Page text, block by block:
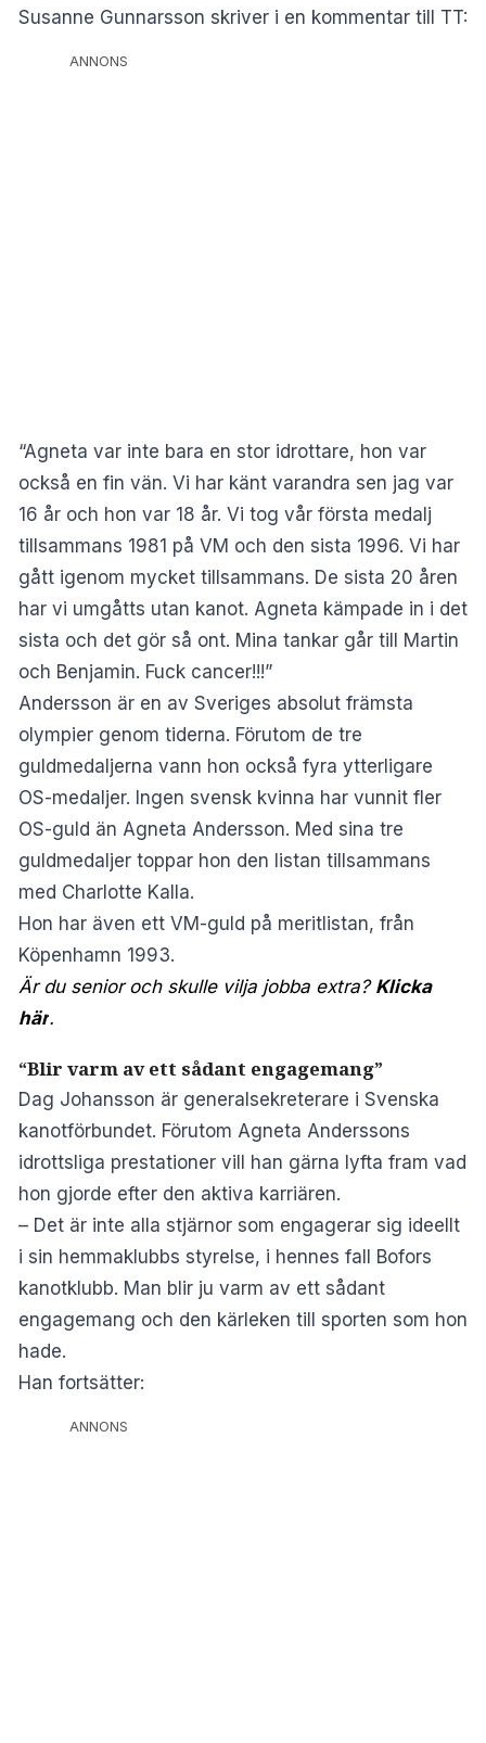
Susanne Gunnarsson skriver i en kommentar till TT:
ANNONS
“Agneta var inte bara en stor idrottare, hon var
också en fin vän. Vi har känt varandra sen jag var
16 år och hon var 18 år. Vi tog vår första medalj
tillsammans 1981 på VM och den sista 1996. Vi har
gått igenom mycket tillsammans. De sista 20 åren
har vi umgåtts utan kanot. Agneta kämpade in i det
sista och det gör så ont. Mina tankar går till Martin
och Benjamin. Fuck cancer!!!”
Andersson är en av Sveriges absolut främsta
olympier genom tiderna. Förutom de tre
guldmedaljerna vann hon också fyra ytterligare
OS-medaljer. Ingen svensk kvinna har vunnit fler
OS-guld än Agneta Andersson. Med sina tre
guldmedaljer toppar hon den listan tillsammans
med Charlotte Kalla.
Hon har även ett VM-guld på meritlistan, från
Köpenhamn 1993.
Är du senior och skulle vilja jobba extra? Klicka
här.
“Blir varm av ett sådant engagemang”
Dag Johansson är generalsekreterare i Svenska
kanotförbundet. Förutom Agneta Anderssons
idrottsliga prestationer vill han gärna lyfta fram vad
hon gjorde efter den aktiva karriären.
– Det är inte alla stjärnor som engagerar sig ideellt
i sin hemmaklubbs styrelse, i hennes fall Bofors
kanotklubb. Man blir ju varm av ett sådant
engagemang och den kärleken till sporten som hon
hade.
Han fortsätter:
ANNONS